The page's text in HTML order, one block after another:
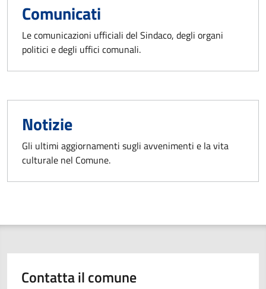
Comunicati
Le comunicazioni ufficiali del Sindaco, degli organi
politici e degli uffici comunali.
Notizie
Gli ultimi aggiornamenti sugli avvenimenti e la vita
culturale nel Comune.
Contatta il comune